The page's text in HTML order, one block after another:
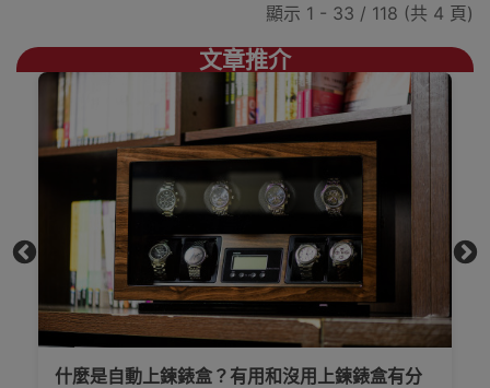
顯示 1 - 33 / 118 (共 4 頁)
文章推介
鍊錶盒有分
[自動上鍊錶盒推薦]自動上鍊錶盒完
購技巧與款式推薦